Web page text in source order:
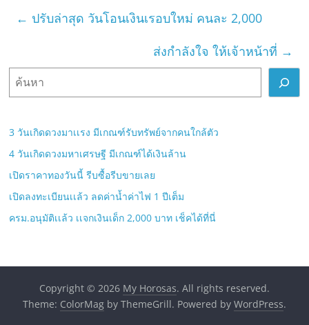
← ปรับล่าสุด วันโอนเงินเรอบใหม่ คนละ 2,000
ส่งกำลังใจ ให้เจ้าหน้าที่ →
3 วันเกิดดวงมาเเรง มีเกณฑ์รับทรัพย์จากคนใกล้ตัว
4 วันเกิดดวงมหาเศรษฐี มีเกณฑ์ได้เงินล้าน
เปิดราคาทองวันนี้ รีบซื้อรีบขายเลย
เปิดลงทะเบียนเเล้ว ลดค่าน้ำค่าไฟ 1 ปีเต็ม
ครม.อนุมัติเเล้ว เเจกเงินเด็ก 2,000 บาท เช็คได้ที่นี่
Copyright © 2026 My Horosas. All rights reserved.
Theme: ColorMagby ThemeGrill. Powered by WordPress.